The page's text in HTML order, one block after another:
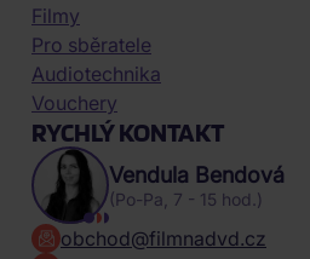
Filmy
Pro sběratele
Audiotechnika
Vouchery
RYCHLÝ KONTAKT
Vendula Bendová
(Po-Pa, 7 - 15 hod.)
obchod@filmnadvd.cz